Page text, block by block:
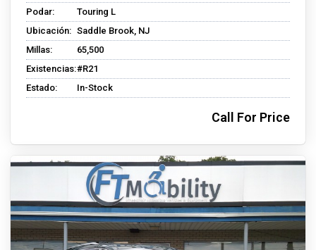
Podar:
Touring L
Ubicación: Saddle Brook, NJ
Millas:
65,500
Existencias:#R21
Estado:
In-Stock
Call For Price